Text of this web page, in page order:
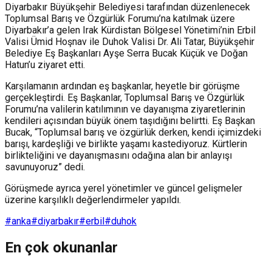
Diyarbakır Büyükşehir Belediyesi tarafından düzenlenecek
Toplumsal Barış ve Özgürlük Forumu’na katılmak üzere
Diyarbakır’a gelen Irak Kürdistan Bölgesel Yönetimi’nin Erbil
Valisi Ümid Hoşnav ile Duhok Valisi Dr. Ali Tatar, Büyükşehir
Belediye Eş Başkanları Ayşe Serra Bucak Küçük ve Doğan
Hatun’u ziyaret etti.
Karşılamanın ardından eş başkanlar, heyetle bir görüşme
gerçekleştirdi. Eş Başkanlar, Toplumsal Barış ve Özgürlük
Forumu’na valilerin katılımının ve dayanışma ziyaretlerinin
kendileri açısından büyük önem taşıdığını belirtti. Eş Başkan
Bucak, “Toplumsal barış ve özgürlük derken, kendi içimizdeki
barışı, kardeşliği ve birlikte yaşamı kastediyoruz. Kürtlerin
birlikteliğini ve dayanışmasını odağına alan bir anlayışı
savunuyoruz” dedi.
Görüşmede ayrıca yerel yönetimler ve güncel gelişmeler
üzerine karşılıklı değerlendirmeler yapıldı.
#anka#diyarbakır#erbil#duhok
En çok okunanlar